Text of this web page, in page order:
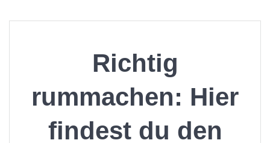
Richtig
rummachen: Hier
findest du den